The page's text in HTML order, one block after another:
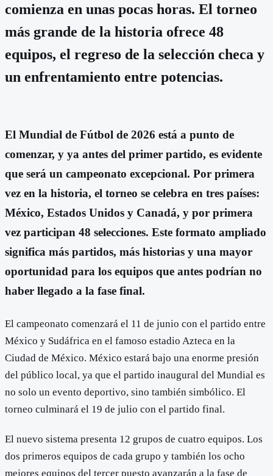
comienza en unas pocas horas. El torneo
más grande de la historia ofrece 48
equipos, el regreso de la selección checa y
un enfrentamiento entre potencias.
El Mundial de Fútbol de 2026 está a punto de
comenzar, y ya antes del primer partido, es evidente
que será un campeonato excepcional. Por primera
vez en la historia, el torneo se celebra en tres países:
México, Estados Unidos y Canadá, y por primera
vez participan 48 selecciones. Este formato ampliado
significa más partidos, más historias y una mayor
oportunidad para los equipos que antes podrían no
haber llegado a la fase final.
El campeonato comenzará el 11 de junio con el partido entre
México y Sudáfrica en el famoso estadio Azteca en la
Ciudad de México. México estará bajo una enorme presión
del público local, ya que el partido inaugural del Mundial es
no solo un evento deportivo, sino también simbólico. El
torneo culminará el 19 de julio con el partido final.
El nuevo sistema presenta 12 grupos de cuatro equipos. Los
dos primeros equipos de cada grupo y también los ocho
mejores equipos del tercer puesto avanzarán a la fase de